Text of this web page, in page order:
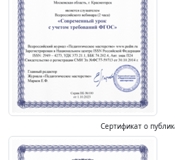
Сертификат о